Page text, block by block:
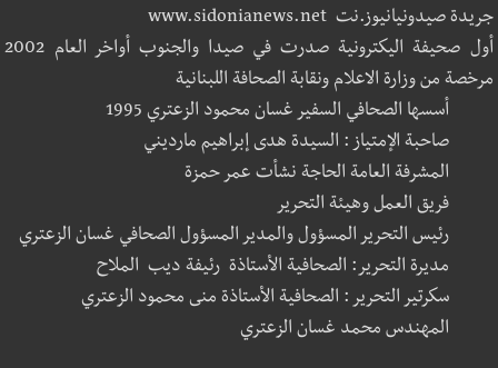
جريدة صيدونيانيوز.نت www.sidonianews.net
أول صحيفة اليكترونية صدرت في صيدا والجنوب أواخر العام 2002
مرخصة من وزارة الاعلام ونقابة الصحافة اللبنانية
أسسها الصحافي السفير غسان محمود الزعتري 1995
صاحبة الإمتياز : السيدة هدى إبراهيم مارديني
المشرفة العامة الحاجة نشأت عمر حمزة
فريق العمل وهيئة التحرير
رئيس التحرير المسؤول والمدير المسؤول الصحافي غسان الزعتري
مديرة التحرير: الصحافية الأستاذة رئيفة ديب الملاح
سكرتير التحرير : الصحافية الأستاذة منى محمود الزعتري
المهندس محمد غسان الزعتري